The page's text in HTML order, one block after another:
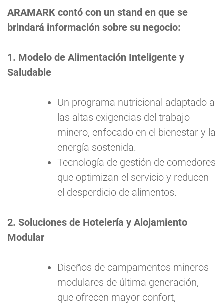
ARAMARK contó con un stand en que se
brindará información sobre su negocio:
1. Modelo de Alimentación Inteligente y
Saludable
Un programa nutricional adaptado a
las altas exigencias del trabajo
minero, enfocado en el bienestar y la
energía sostenida.
Tecnología de gestión de comedores
que optimizan el servicio y reducen
el desperdicio de alimentos.
2. Soluciones de Hotelería y Alojamiento
Modular
Diseños de campamentos mineros
modulares de última generación,
que ofrecen mayor confort,